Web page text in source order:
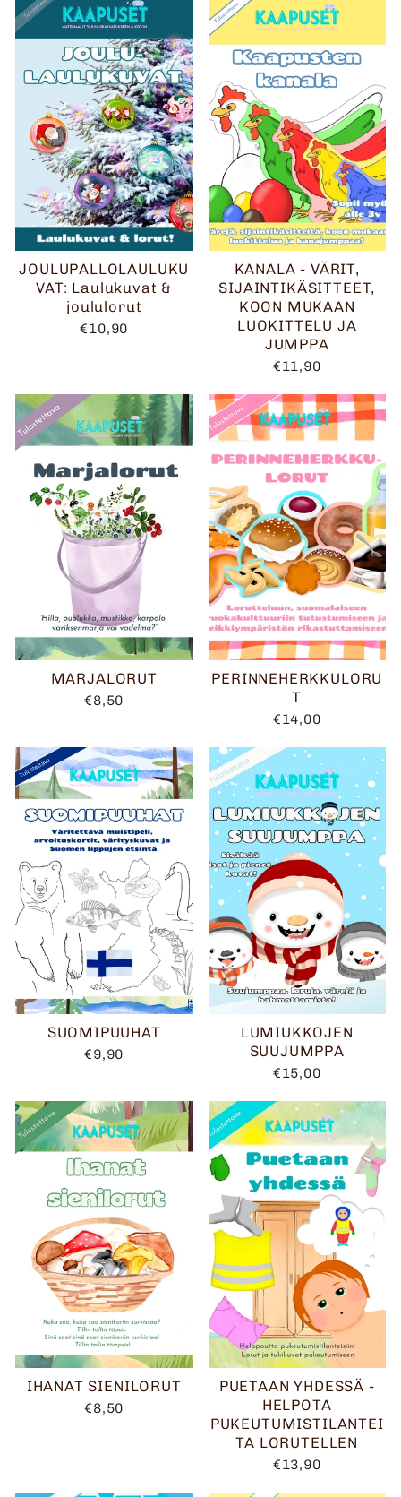
JOULUPALLOLAULUKU
VAT: Laulukuvat &
joululorut
€10,90
KANALA - VÄRIT,
SIJAINTIKÄSITTEET,
KOON MUKAAN
LUOKITTELU JA
JUMPPA
€11,90
MARJALORUT
€8,50
PERINNEHERKKULORU
T
€14,00
SUOMIPUUHAT
€9,90
LUMIUKKOJEN
SUUJUMPPA
€15,00
IHANAT SIENILORUT
€8,50
PUETAAN YHDESSÄ -
HELPOTA
PUKEUTUMISTILANTEI
TA LORUTELLEN
€13,90